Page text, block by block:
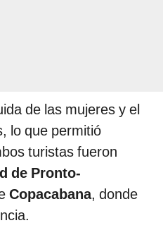
de las mujeres y el
lo que permitió
turistas fueron
de Pronto-
Copacabana, donde